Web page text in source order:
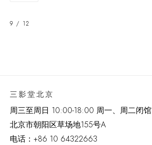
9 / 12
三影堂北京
周三至周日 10:00-18:00 周一、周二闭馆
北京市朝阳区草场地155号A
电话： +86 10 64322663